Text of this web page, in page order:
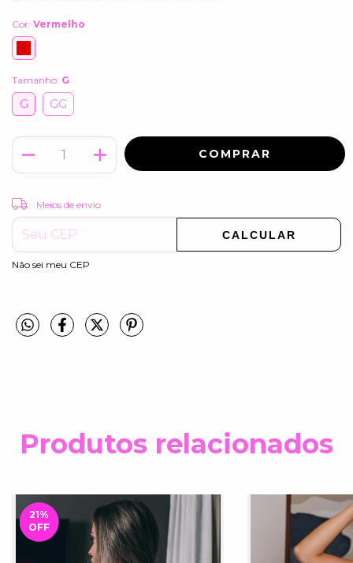
Cor: Vermelho
Tamanho: G
G GG
Entregas para o CEP:
Meios de envio
CALCULAR
Não sei meu CEP
Produtos relacionados
21%
OFF